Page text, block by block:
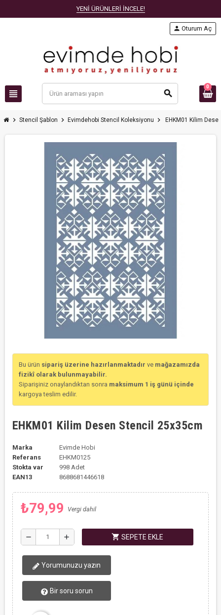
YENİ ÜRÜNLERİ İNCELE!
view_headline search
person Oturum Aç
0
chevron_right Stencil Şablon chevron_right Evimdehobi Stencil Koleksiyonu chevron_right EHKM01 Kilim
Bu ürün sipariş üzerine hazırlanmaktadır ve mağazamızda
fizikî olarak bulunmayabilir.
Siparişiniz onaylandıktan sonra maksimum 1 iş günü içinde
kargoya teslim edilir.
EHKM01 Kilim Desen Stencil 25x35cm
Marka
Evimde Hobi
Referans
EHKM0125
Stokta var
998 Adet
EAN13
8688681446618
₺79,99 Vergi dahil
remove add shopping_cart SEPETE EKLE
Yorumunuzu yazın
Bir soru sorun